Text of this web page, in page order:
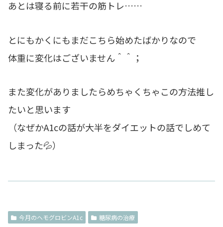
あとは寝る前に若干の筋トレ……
とにもかくにもまだこちら始めたばかりなので
体重に変化はございません＾＾；
また変化がありましたらめちゃくちゃこの方法推し
たいと思います
（なぜかA1cの話が大半をダイエットの話でしめて
しまった💦）
今月のヘモグロビンA1c 糖尿病の治療